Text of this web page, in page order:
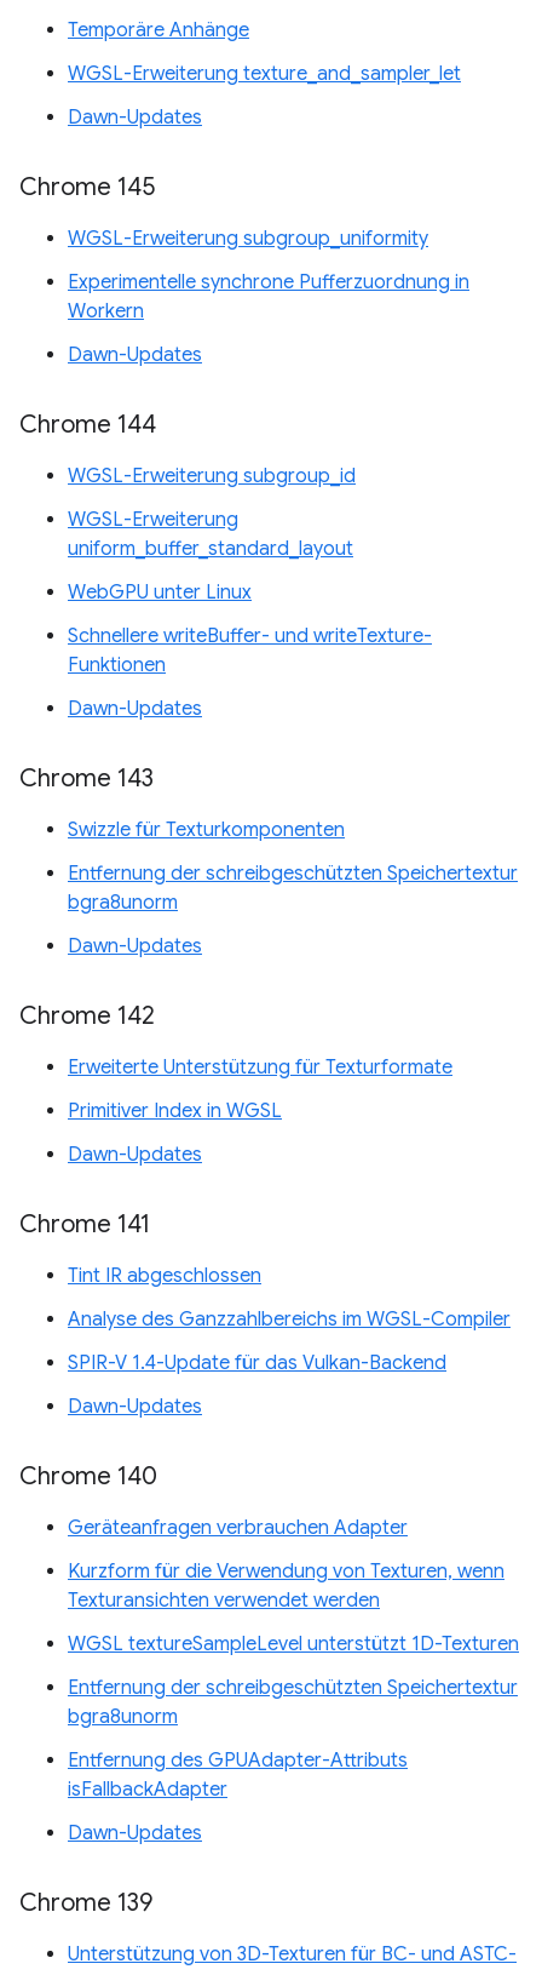
Temporäre Anhänge
WGSL-Erweiterung texture_and_sampler_let
Dawn-Updates
Chrome 145
WGSL-Erweiterung subgroup_uniformity
Experimentelle synchrone Pufferzuordnung in
Workern
Dawn-Updates
Chrome 144
WGSL-Erweiterung subgroup_id
WGSL-Erweiterung
uniform_buffer_standard_layout
WebGPU unter Linux
Schnellere writeBuffer- und writeTexture-
Funktionen
Dawn-Updates
Chrome 143
Swizzle für Texturkomponenten
Entfernung der schreibgeschützten Speichertextur
bgra8unorm
Dawn-Updates
Chrome 142
Erweiterte Unterstützung für Texturformate
Primitiver Index in WGSL
Dawn-Updates
Chrome 141
Tint IR abgeschlossen
Analyse des Ganzzahlbereichs im WGSL-Compiler
SPIR-V 1.4-Update für das Vulkan-Backend
Dawn-Updates
Chrome 140
Geräteanfragen verbrauchen Adapter
Kurzform für die Verwendung von Texturen, wenn
Texturansichten verwendet werden
WGSL textureSampleLevel unterstützt 1D-Texturen
Entfernung der schreibgeschützten Speichertextur
bgra8unorm
Entfernung des GPUAdapter-Attributs
isFallbackAdapter
Dawn-Updates
Chrome 139
Unterstützung von 3D-Texturen für BC- und ASTC-